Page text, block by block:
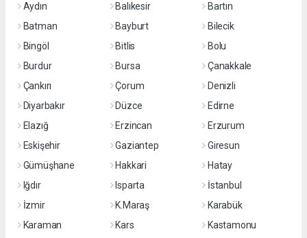
Aydın
Balıkesir
Bartın
Batman
Bayburt
Bilecik
Bingöl
Bitlis
Bolu
Burdur
Bursa
Çanakkale
Çankırı
Çorum
Denizli
Diyarbakır
Düzce
Edirne
Elazığ
Erzincan
Erzurum
Eskişehir
Gaziantep
Giresun
Gümüşhane
Hakkari
Hatay
Iğdır
Isparta
İstanbul
İzmir
K.Maraş
Karabük
Karaman
Kars
Kastamonu